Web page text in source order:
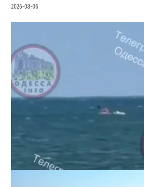
2026-08-06